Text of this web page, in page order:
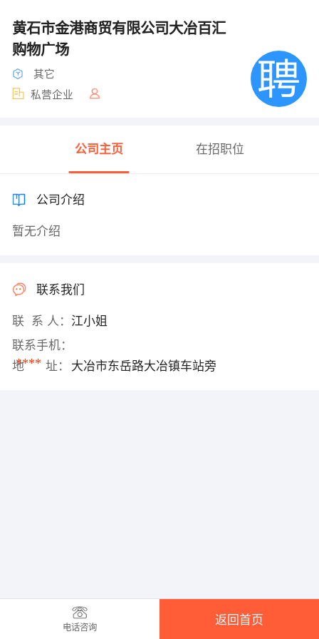
黄石市金港商贸有限公司大冶百汇
购物广场
其它
私营企业
公司主页 在招职位
公司介绍
暂无介绍
联系我们
联 系 人： 江小姐
联系手机：
****
地 址： 大冶市东岳路大冶镇车站旁
电话咨询
返回首页